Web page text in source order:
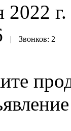
2022 г.
| Звонков: 2